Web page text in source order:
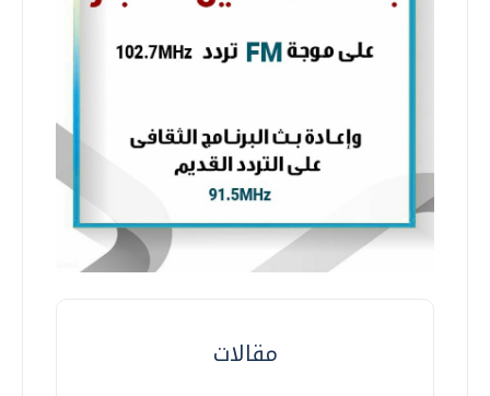
مقالات